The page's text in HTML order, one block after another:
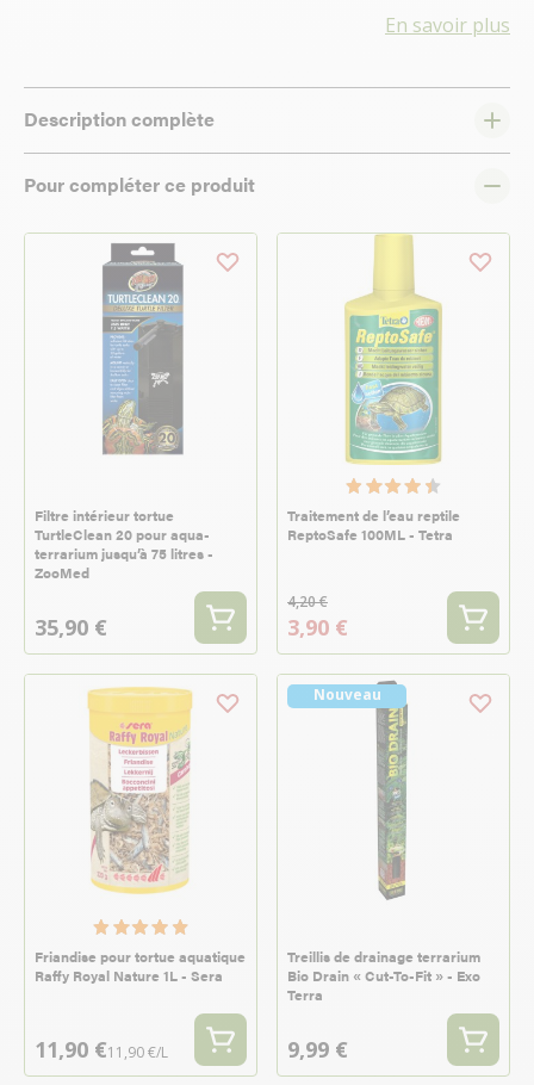
En savoir plus
Description complète
Pour compléter ce produit
Filtre intérieur tortue
TurtleClean 20 pour aqua-
terrarium jusqu’à 75 litres -
ZooMed
35,90 €
Traitement de l’eau reptile
ReptoSafe 100ML - Tetra
4,20 €
3,90 €
Friandise pour tortue aquatique
Raffy Royal Nature 1L - Sera
11,90 €11,90 €/L
Nouveau
Treillis de drainage terrarium
Bio Drain « Cut-To-Fit » - Exo
Terra
9,99 €